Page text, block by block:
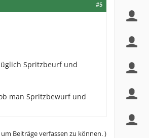
#5
Spritzbeurf und
man Spritzbewurf und
Beiträge verfassen zu können. )